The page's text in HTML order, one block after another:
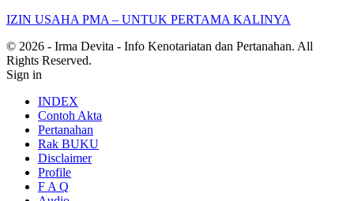
IZIN USAHA PMA – UNTUK PERTAMA KALINYA
© 2026 - Irma Devita - Info Kenotariatan dan Pertanahan. All
Rights Reserved.
Sign in
INDEX
Contoh Akta
Pertanahan
Rak BUKU
Disclaimer
Profile
F A Q